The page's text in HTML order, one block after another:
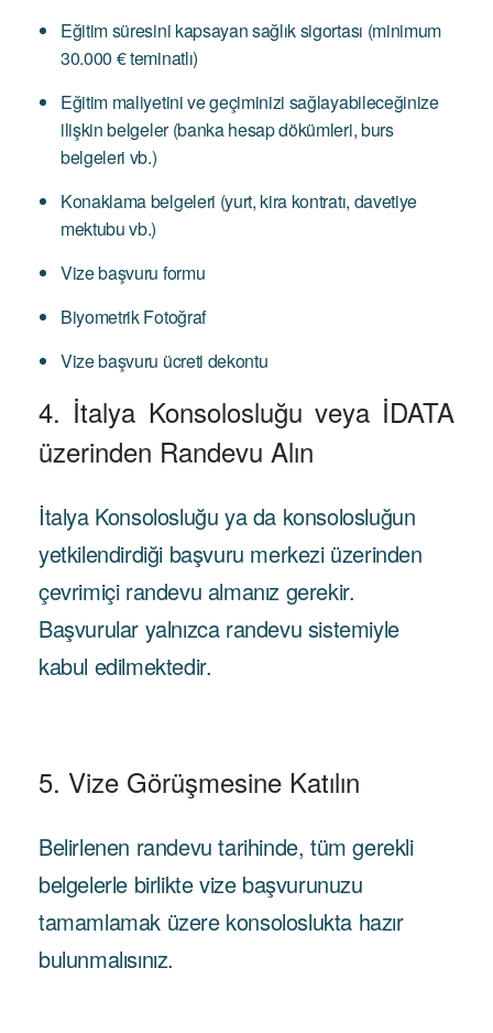
Eğitim süresini kapsayan sağlık sigortası (minimum
30.000 € teminatlı)
Eğitim maliyetini ve geçiminizi sağlayabileceğinize
ilişkin belgeler (banka hesap dökümleri, burs
belgeleri vb.)
Konaklama belgeleri (yurt, kira kontratı, davetiye
mektubu vb.)
Vize başvuru formu
Biyometrik Fotoğraf
Vize başvuru ücreti dekontu
4. İtalya Konsolosluğu veya İDATA
üzerinden Randevu Alın
İtalya Konsolosluğu ya da konsolosluğun
yetkilendirdiği başvuru merkezi üzerinden
çevrimiçi randevu almanız gerekir.
Başvurular yalnızca randevu sistemiyle
kabul edilmektedir.
5. Vize Görüşmesine Katılın
Belirlenen randevu tarihinde, tüm gerekli
belgelerle birlikte vize başvurunuzu
tamamlamak üzere konsoloslukta hazır
bulunmalısınız.